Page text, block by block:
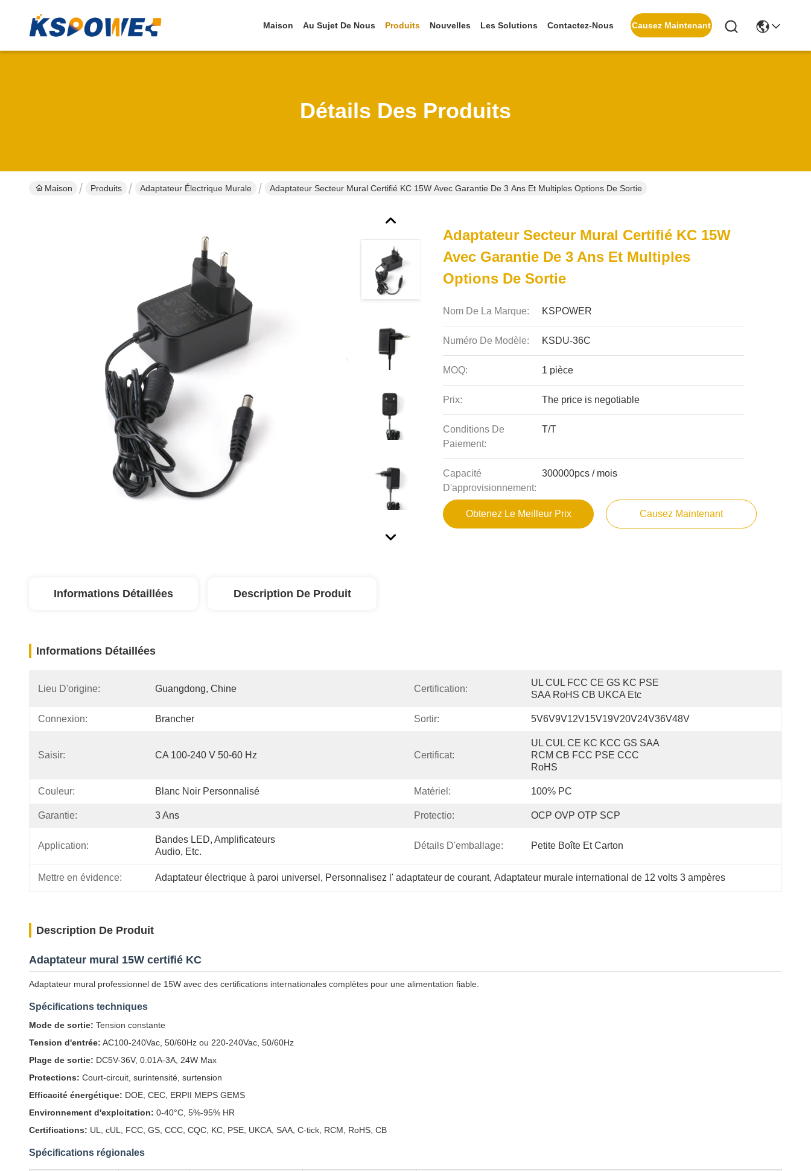
Maison Au Sujet De Nous Produits Nouvelles Les Solutions Contactez-Nous Causez Maintenant
Détails Des Produits
Maison Produits Adaptateur Électrique Murale Adaptateur Secteur Mural Certifié KC 15W Avec Garantie De 3 Ans Et Multiples Options De Sortie
Adaptateur Secteur Mural Certifié KC 15W
Avec Garantie De 3 Ans Et Multiples
Options De Sortie
Nom De La Marque: KSPOWER
Numéro De Modèle: KSDU-36C
MOQ: 1 pièce
Prix: The price is negotiable
Conditions De
Paiement:
T/T
Capacité
D'approvisionnement:
300000pcs / mois
Obtenez Le Meilleur Prix Causez Maintenant
Informations Détaillées Description De Produit
Informations Détaillées
Lieu D'origine: Guangdong, Chine Certification:
UL CUL FCC CE GS KC PSE
SAA RoHS CB UKCA Etc
Connexion: Brancher Sortir: 5V6V9V12V15V19V20V24V36V48V
Saisir: CA 100-240 V 50-60 Hz Certificat:
UL CUL CE KC KCC GS SAA
RCM CB FCC PSE CCC
RoHS
Couleur: Blanc Noir Personnalisé Matériel: 100% PC
Garantie: 3 Ans Protectio: OCP OVP OTP SCP
Application:
Bandes LED, Amplificateurs
Audio, Etc.
Détails D'emballage: Petite Boîte Et Carton
Mettre en évidence: Adaptateur électrique à paroi universel , Personnalisez l' adaptateur de courant, Adaptateur murale international de 12 volts 3 ampères
Description De Produit
Adaptateur mural 15W certifié KC
Adaptateur mural professionnel de 15W avec des certifications internationales complètes pour une alimentation fiable.
Spécifications techniques
Mode de sortie: Tension constante
Tension d'entrée: AC100-240Vac, 50/60Hz ou 220-240Vac, 50/60Hz
Plage de sortie: DC5V-36V, 0.01A-3A, 24W Max
Protections: Court-circuit, surintensité, surtension
Efficacité énergétique: DOE, CEC, ERPII MEPS GEMS
Environnement d'exploitation: 0-40°C, 5%-95% HR
Certifications: UL, cUL, FCC, GS, CCC, CQC, KC, PSE, UKCA, SAA, C-tick, RCM, RoHS, CB
Spécifications régionales